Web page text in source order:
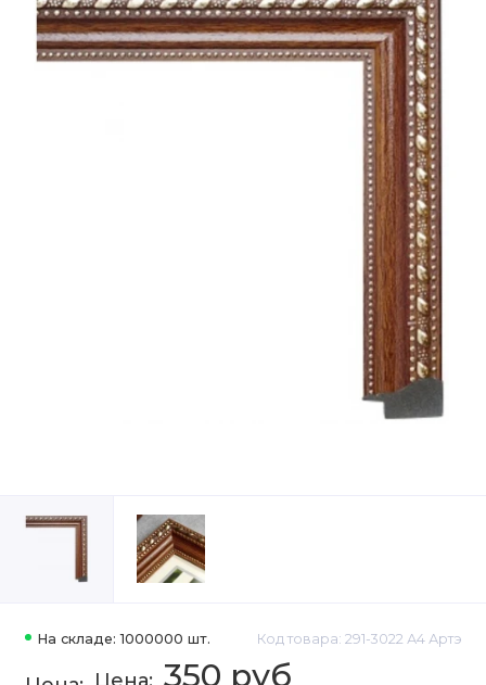
На складе: 1000000 шт. Код товара: 291-3022 А4 Артэ
350 руб